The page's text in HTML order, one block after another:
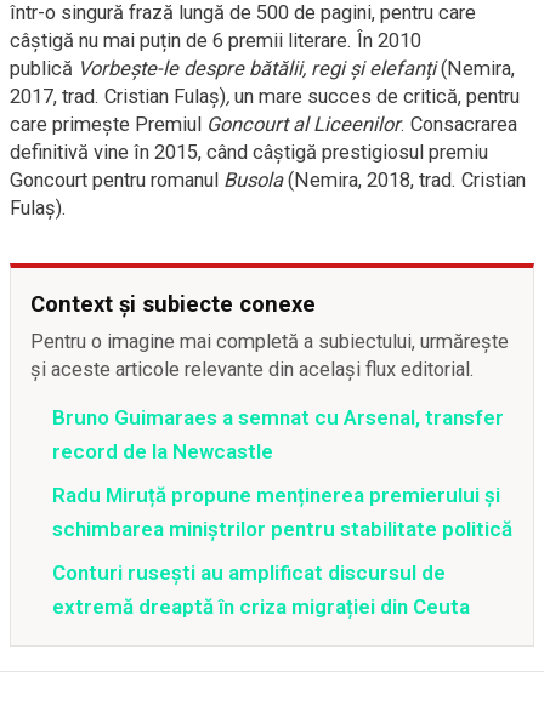
într-o singură frază lungă de 500 de pagini, pentru care
câștigă nu mai puțin de 6 premii literare. În 2010
publică Vorbește-le despre bătălii, regi și elefanți(Nemira,
2017, trad. Cristian Fulaș), un mare succes de critică, pentru
care primește Premiul Goncourt al Liceenilor. Consacrarea
definitivă vine în 2015, când câștigă prestigiosul premiu
Goncourt pentru romanul Busola(Nemira, 2018, trad. Cristian
Fulaș).
Context și subiecte conexe
Pentru o imagine mai completă a subiectului, urmărește
și aceste articole relevante din același flux editorial.
Bruno Guimaraes a semnat cu Arsenal, transfer
record de la Newcastle
Radu Miruță propune menținerea premierului și
schimbarea miniștrilor pentru stabilitate politică
Conturi rusești au amplificat discursul de
extremă dreaptă în criza migrației din Ceuta